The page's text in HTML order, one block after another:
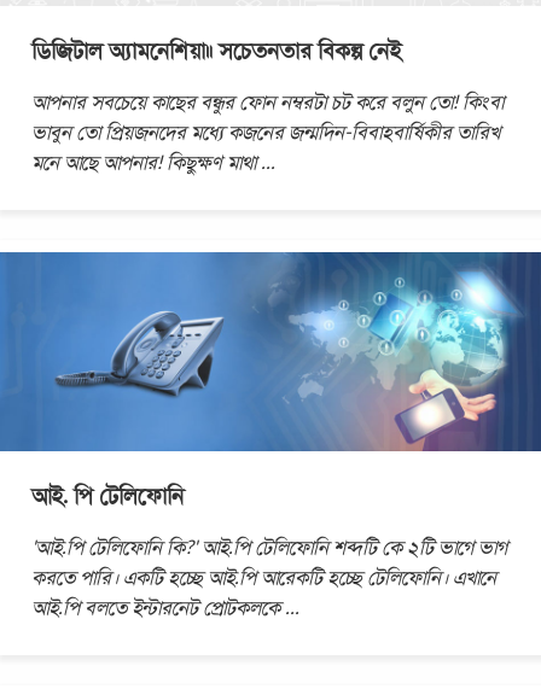
ডিজিটাল অ্যামনেশিয়া॥ সচেতনতার বিকল্প নেই
আপনার সবচেয়ে কাছের বন্ধুর ফোন নম্বরটা চট করে বলুন তো! কিংবা
ভাবুন তো প্রিয়জনদের মধ্যে কজনের জন্মদিন-বিবাহবার্ষিকীর তারিখ
মনে আছে আপনার! কিছুক্ষণ মাথা...
আই. পি টেলিফোনি
'আই.পি টেলিফোনি কি?' আই.পি টেলিফোনি শব্দটি কে ২টি ভাগে ভাগ
করতে পারি। একটি হচ্ছে আই.পি আরেকটি হচ্ছে টেলিফোনি। এখানে
আই.পি বলতে ইন্টারনেট প্রোটকলকে...